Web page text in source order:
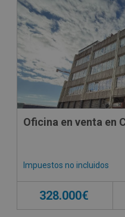
DECO VIRTUAL
Oficina en venta en
Impuestos no incluidos
328.000€